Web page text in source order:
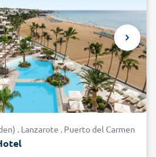
. Lanzarote . Puerto del Carmen